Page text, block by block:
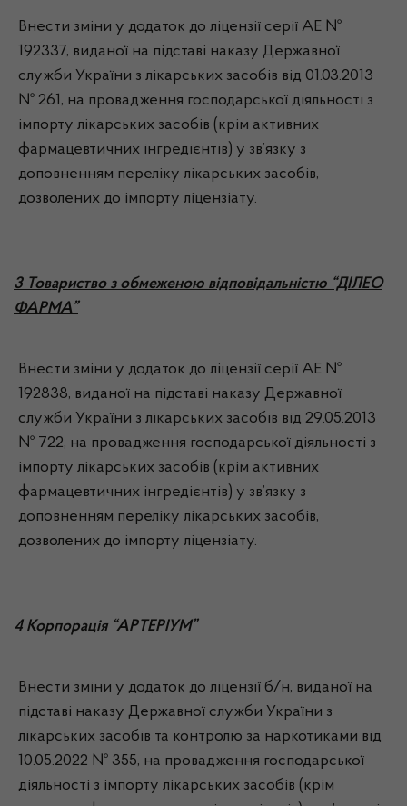
Внести зміни у додаток до ліцензії серії АЕ №
192337, виданої на підставі наказу Державної
служби України з лікарських засобів від 01.03.2013
№ 261, на провадження господарської діяльності з
імпорту лікарських засобів (крім активних
фармацевтичних інгредієнтів) у зв’язку з
доповненням переліку лікарських засобів,
дозволених до імпорту ліцензіату.
3 Товариство з обмеженою відповідальністю “ДІЛЕО
ФАРМА”
Внести зміни у додаток до ліцензії серії АЕ №
192838, виданої на підставі наказу Державної
служби України з лікарських засобів від 29.05.2013
№ 722, на провадження господарської діяльності з
імпорту лікарських засобів (крім активних
фармацевтичних інгредієнтів) у зв’язку з
доповненням переліку лікарських засобів,
дозволених до імпорту ліцензіату.
4 Корпорація “АРТЕРІУМ”
Внести зміни у додаток до ліцензії б/н, виданої на
підставі наказу Державної служби України з
лікарських засобів та контролю за наркотиками від
10.05.2022 № 355, на провадження господарської
діяльності з імпорту лікарських засобів (крім